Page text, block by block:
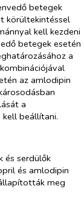
betegek
körültekintéssel
kell kezdeni
betegek esetén
a
az amlodipin
a
kell beállítani.
és serdülők
és amlodipin
meg